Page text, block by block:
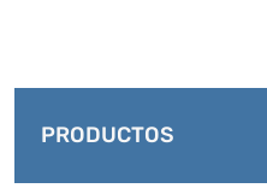
PRODUCTOS